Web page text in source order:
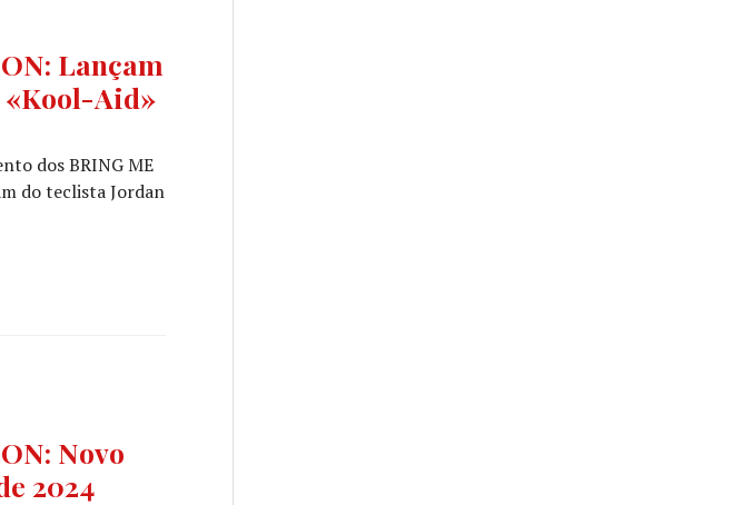
Lançam
Aid»
dos BRING ME
do teclista Jordan
HORIZON: Lançam vídeo-clip ao vivo para «Kool-Aid» [streaming]
Novo
2024